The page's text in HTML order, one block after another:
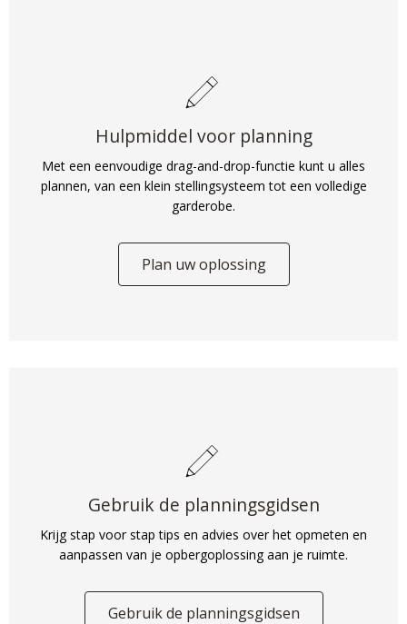
Hulpmiddel voor planning
Met een eenvoudige drag-and-drop-functie kunt u alles
plannen, van een klein stellingsysteem tot een volledige
garderobe.
Plan uw oplossing
Gebruik de planningsgidsen
Krijg stap voor stap tips en advies over het opmeten en
aanpassen van je opbergoplossing aan je ruimte.
Gebruik de planningsgidsen